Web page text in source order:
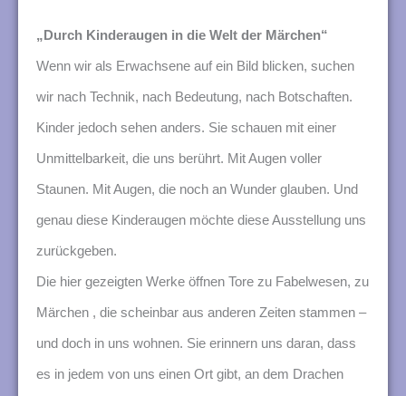
„Durch Kinderaugen in die Welt der Märchen“
Wenn wir als Erwachsene auf ein Bild blicken, suchen
wir nach Technik, nach Bedeutung, nach Botschaften.
Kinder jedoch sehen anders. Sie schauen mit einer
Unmittelbarkeit, die uns berührt. Mit Augen voller
Staunen. Mit Augen, die noch an Wunder glauben. Und
genau diese Kinderaugen möchte diese Ausstellung uns
zurückgeben.
Die hier gezeigten Werke öffnen Tore zu Fabelwesen, zu
Märchen , die scheinbar aus anderen Zeiten stammen –
und doch in uns wohnen. Sie erinnern uns daran, dass
es in jedem von uns einen Ort gibt, an dem Drachen